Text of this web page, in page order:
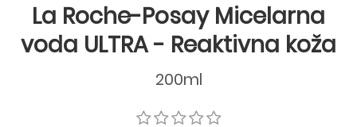
La Roche-Posay Micelarna
voda ULTRA - Reaktivna koža
200ml